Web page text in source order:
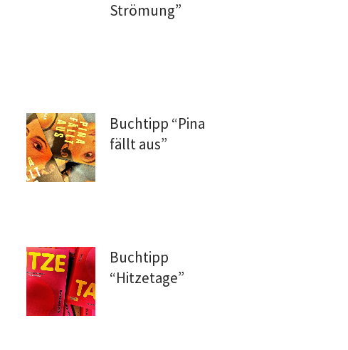
Strömung”
Buchtipp “Pina
fällt aus”
Buchtipp
“Hitzetage”